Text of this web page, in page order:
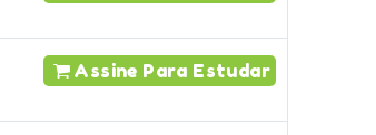
Assine Para Estudar